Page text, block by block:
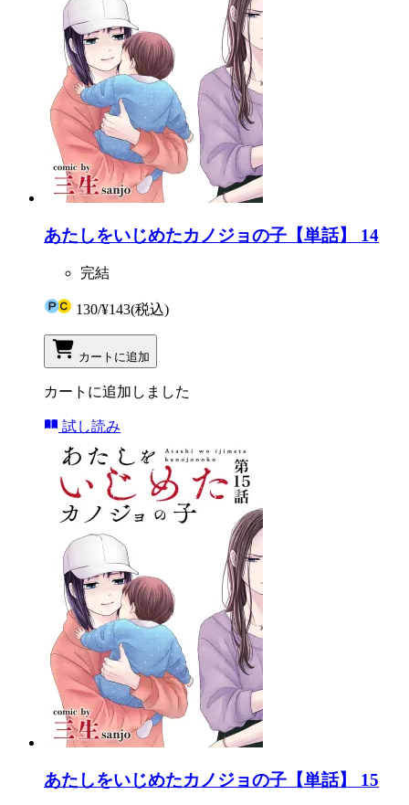
あたしをいじめたカノジョの子【単話】 14
完結
130/¥143(税込)
カートに追加
カートに追加しました
試し読み
あたしをいじめたカノジョの子【単話】 15